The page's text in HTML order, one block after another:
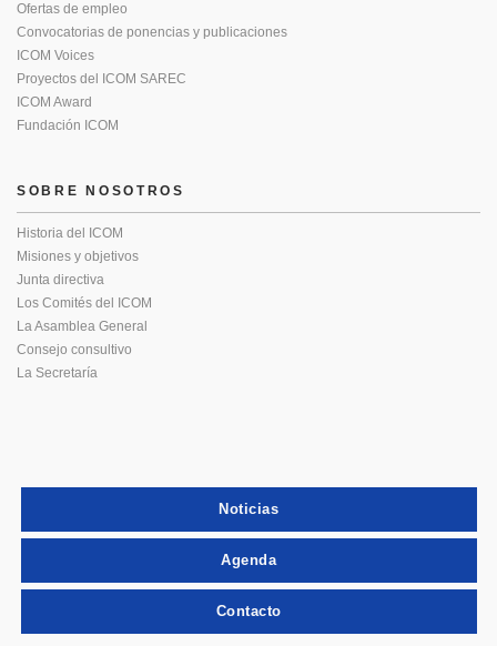
Ofertas de empleo
Convocatorias de ponencias y publicaciones
ICOM Voices
Proyectos del ICOM SAREC
ICOM Award
Fundación ICOM
SOBRE NOSOTROS
Historia del ICOM
Misiones y objetivos
Junta directiva
Los Comités del ICOM
La Asamblea General
Consejo consultivo
La Secretaría
Noticias
Agenda
Contacto